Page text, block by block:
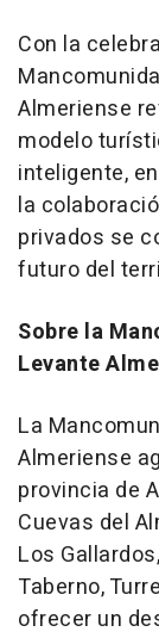
Con la
Almeriense
modelo
inteligente,
la
privados se
futuro del
Sobre la
Levante
La
Almeriense
provincia de
Cuevas del
Los
Taberno,
ofrecer un